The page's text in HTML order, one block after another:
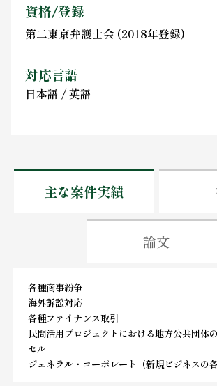
資格/登録
第二東京弁護士会 (2018年登録)
対応言語
日本語 / 英語
主な案件実績
論文
各種商事紛争
海外訴訟対応
各種ファイナンス取引
民間活用プロジェクトにおける地方公共団体
セル
ジェネラル・コーポレート（新規ビジネスの